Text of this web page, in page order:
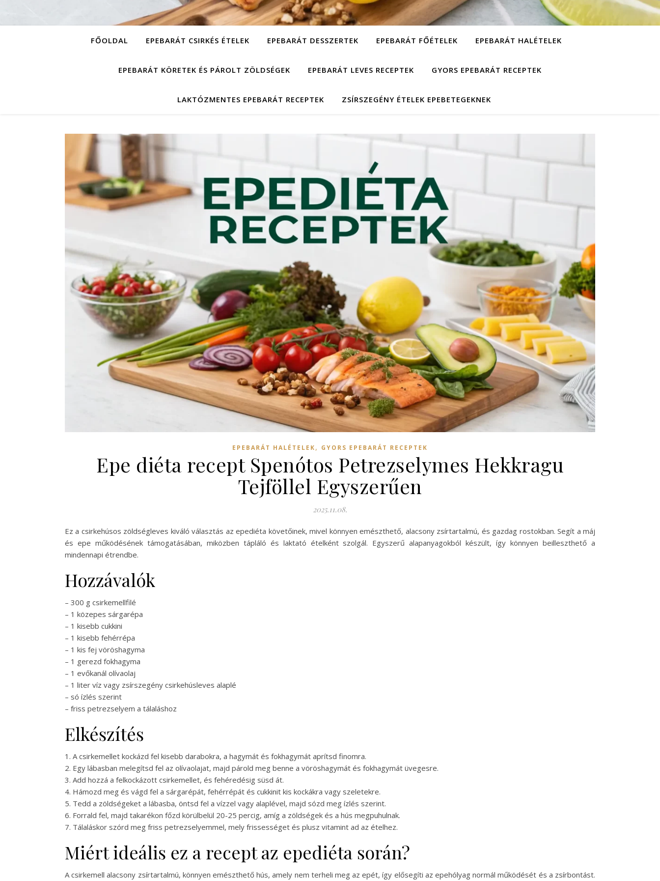
FŐOLDAL EPEBARÁT CSIRKÉS ÉTELEK EPEBARÁT DESSZERTEK EPEBARÁT FŐÉTELEK EPEBARÁT HALÉTELEK
EPEBARÁT KÖRETEK ÉS PÁROLT ZÖLDSÉGEK EPEBARÁT LEVES RECEPTEK GYORS EPEBARÁT RECEPTEK
LAKTÓZMENTES EPEBARÁT RECEPTEK ZSÍRSZEGÉNY ÉTELEK EPEBETEGEKNEK
EPEBARÁT HALÉTELEK, GYORS EPEBARÁT RECEPTEK
Epe diéta recept Spenótos Petrezselymes Hekkragu
Tejföllel Egyszerűen
2025.11.08.
Ez a csirkehúsos zöldségleves kiváló választás az epediéta követőinek, mivel könnyen emészthető, alacsony zsírtartalmú, és gazdag rostokban. Segít a máj
és epe működésének támogatásában, miközben tápláló és laktató ételként szolgál. Egyszerű alapanyagokból készült, így könnyen beilleszthető a
mindennapi étrendbe.
Hozzávalók
– 300 g csirkemellfilé
– 1 közepes sárgarépa
– 1 kisebb cukkini
– 1 kisebb fehérrépa
– 1 kis fej vöröshagyma
– 1 gerezd fokhagyma
– 1 evőkanál olívaolaj
– 1 liter víz vagy zsírszegény csirkehúsleves alaplé
– só ízlés szerint
– friss petrezselyem a tálaláshoz
Elkészítés
1. A csirkemellet kockázd fel kisebb darabokra, a hagymát és fokhagymát aprítsd finomra.
2. Egy lábasban melegítsd fel az olívaolajat, majd párold meg benne a vöröshagymát és fokhagymát üvegesre.
3. Add hozzá a felkockázott csirkemellet, és fehéredésig süsd át.
4. Hámozd meg és vágd fel a sárgarépát, fehérrépát és cukkinit kis kockákra vagy szeletekre.
5. Tedd a zöldségeket a lábasba, öntsd fel a vízzel vagy alaplével, majd sózd meg ízlés szerint.
6. Forrald fel, majd takarékon főzd körülbelül 20-25 percig, amíg a zöldségek és a hús megpuhulnak.
7. Tálaláskor szórd meg friss petrezselyemmel, mely frissességet és plusz vitamint ad az ételhez.
Miért ideális ez a recept az epediéta során?
A csirkemell alacsony zsírtartalmú, könnyen emészthető hús, amely nem terheli meg az epét, így elősegíti az epehólyag normál működését és a zsírbontást.